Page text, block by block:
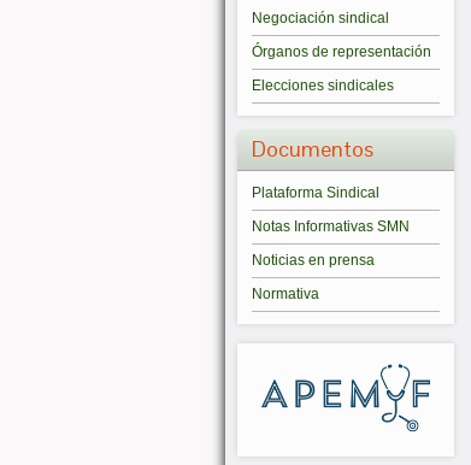
Negociación sindical
Órganos de representación
Elecciones sindicales
Documentos
Plataforma Sindical
Notas Informativas SMN
Noticias en prensa
Normativa